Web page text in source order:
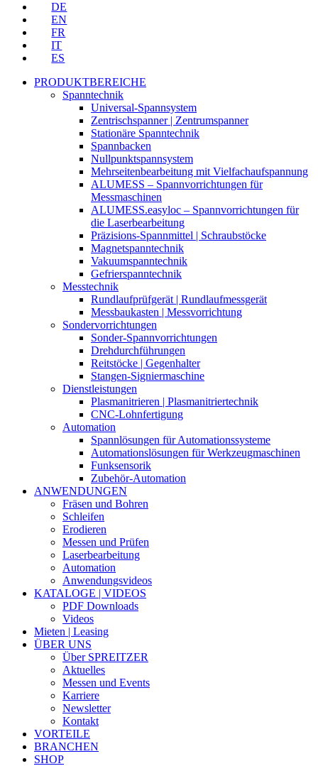
DE
EN
FR
IT
ES
PRODUKTBEREICHE
Spanntechnik
Universal-Spannsystem
Zentrischspanner | Zentrumspanner
Stationäre Spanntechnik
Spannbacken
Nullpunktspannsystem
Mehrseitenbearbeitung mit Vielfachaufspannung
ALUMESS – Spannvorrichtungen für
Messmaschinen
ALUMESS.easyloc – Spannvorrichtungen für
die Laserbearbeitung
Präzisions-Spannmittel | Schraubstöcke
Magnetspanntechnik
Vakuumspanntechnik
Gefrierspanntechnik
Messtechnik
Rundlaufprüfgerät | Rundlaufmessgerät
Messbaukasten | Messvorrichtung
Sondervorrichtungen
Sonder-Spannvorrichtungen
Drehdurchführungen
Reitstöcke | Gegenhalter
Stangen-Signiermaschine
Dienstleistungen
Plasmanitrieren | Plasmanitriertechnik
CNC-Lohnfertigung
Automation
Spannlösungen für Automationssysteme
Automationslösungen für Werkzeugmaschinen
Funksensorik
Zubehör-Automation
ANWENDUNGEN
Fräsen und Bohren
Schleifen
Erodieren
Messen und Prüfen
Laserbearbeitung
Automation
Anwendungsvideos
KATALOGE | VIDEOS
PDF Downloads
Videos
Mieten | Leasing
ÜBER UNS
Über SPREITZER
Aktuelles
Messen und Events
Karriere
Newsletter
Kontakt
VORTEILE
BRANCHEN
SHOP